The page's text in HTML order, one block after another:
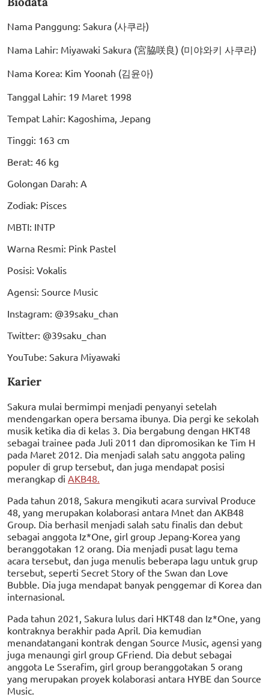
Nama Panggung: Sakura (사쿠라)
Nama Lahir: Miyawaki Sakura (宮脇咲良) (미야와키 사쿠라)
Nama Korea: Kim Yoonah (김윤아)
Tanggal Lahir: 19 Maret 1998
Tempat Lahir: Kagoshima, Jepang
Tinggi: 163 cm
Berat: 46 kg
Golongan Darah: A
Zodiak: Pisces
MBTI: INTP
Warna Resmi: Pink Pastel
Posisi: Vokalis
Agensi: Source Music
Instagram: @39saku_chan
Twitter: @39saku_chan
YouTube: Sakura Miyawaki
Karier
Sakura mulai bermimpi menjadi penyanyi setelah
mendengarkan opera bersama ibunya. Dia pergi ke sekolah
musik ketika dia di kelas 3. Dia bergabung dengan HKT48
sebagai trainee pada Juli 2011 dan dipromosikan ke Tim H
pada Maret 2012. Dia menjadi salah satu anggota paling
populer di grup tersebut, dan juga mendapat posisi
merangkap di AKB48.
Pada tahun 2018, Sakura mengikuti acara survival Produce
48, yang merupakan kolaborasi antara Mnet dan AKB48
Group. Dia berhasil menjadi salah satu finalis dan debut
sebagai anggota Iz*One, girl group Jepang-Korea yang
beranggotakan 12 orang. Dia menjadi pusat lagu tema
acara tersebut, dan juga menulis beberapa lagu untuk grup
tersebut, seperti Secret Story of the Swan dan Love
Bubble. Dia juga mendapat banyak penggemar di Korea dan
internasional.
Pada tahun 2021, Sakura lulus dari HKT48 dan Iz*One, yang
kontraknya berakhir pada April. Dia kemudian
menandatangani kontrak dengan Source Music, agensi yang
juga menaungi girl group GFriend. Dia debut sebagai
anggota Le Sserafim, girl group beranggotakan 5 orang
yang merupakan proyek kolaborasi antara HYBE dan Source
Music.